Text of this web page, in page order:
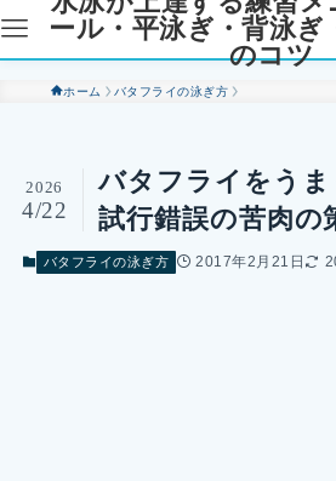
ール・平泳ぎ・背泳ぎ
のコツ
ホーム バタフライの泳ぎ方
バタフライをう
試行錯誤の苦肉の
2026
4/22
バタフライの泳ぎ方 2017年2月21日